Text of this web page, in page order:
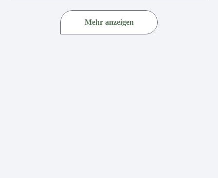
Mehr anzeigen